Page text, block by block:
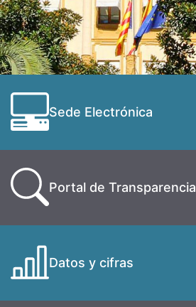
Sede Electrónica
Portal de Transparencia
Datos y cifras